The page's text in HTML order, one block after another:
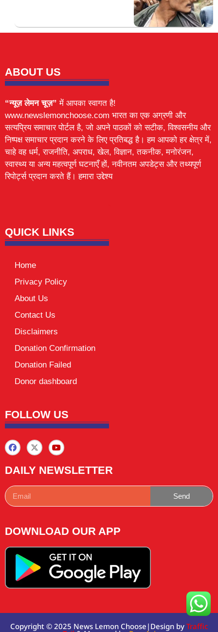
ABOUT US
“न्यूज़ लेमन चूज़” में आपका स्वागत है!
www.newslemonchoose.com भारत का एक अग्रणी और
सत्यप्रिय समाचार पोर्टल है, जो अपने पाठकों को सटीक, विश्वसनीय और
निष्पक्ष समाचार प्रदान करने के लिए प्रतिबद्ध है। हम आपको हर क्षेत्र में,
चाहे वह धर्म, राजनीति, अपराध, खेल, विज्ञान, तकनीक, मनोरंजन,
स्वास्थ्य या अन्य महत्वपूर्ण घटनाएँ हों, नवीनतम अपडेट्स और तथ्यपूर्ण
रिपोर्ट्स प्रदान करते हैं। हमारा उद्देश्य
QUICK LINKS
Home
Privacy Policy
About Us
Contact Us
Disclaimers
Donation Confirmation
Donation Failed
Donor dashboard
FOLLOW US
DAILY NEWSLETTER
Send
DOWNLOAD OUR APP
Copyright © 2025 News Lemon Choose|Design by Traffic